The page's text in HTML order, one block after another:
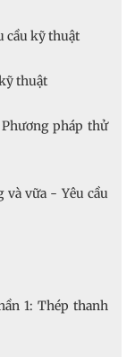
cầu kỹ thuật
thuật
pháp thử
và vữa - Yêu cầu
1: Thép thanh